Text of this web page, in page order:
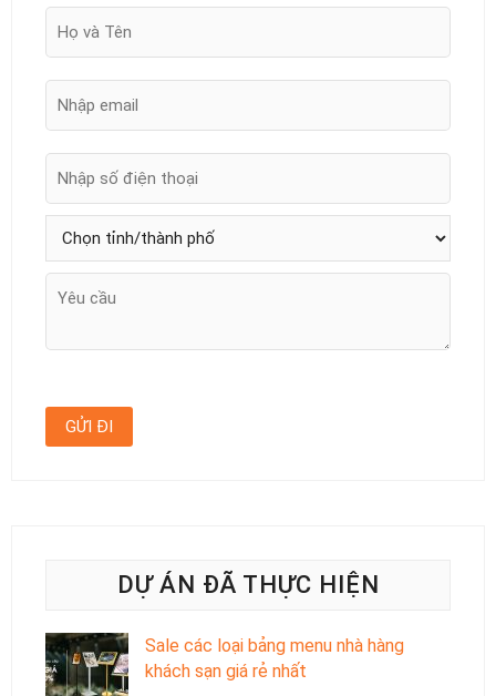
DỰ ÁN ĐÃ THỰC HIỆN
Sale các loại bảng menu nhà hàng
khách sạn giá rẻ nhất